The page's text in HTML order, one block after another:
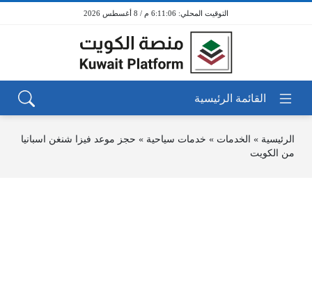
6:11:06 م / 8 أغسطس 2026
الرئيسية » الخدمات » خدمات سياحية » حجز موعد فيزا شنغن اسبانيا
من الكويت